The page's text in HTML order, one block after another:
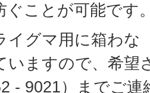
ぐことが可能です
イグマ用に箱わな
いますので、希望
- 9021）までご連